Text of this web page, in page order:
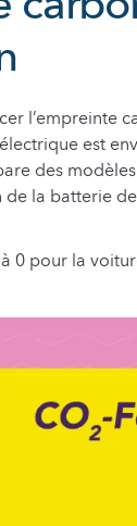
l’empreinte
est
des
la batterie
0 pour la